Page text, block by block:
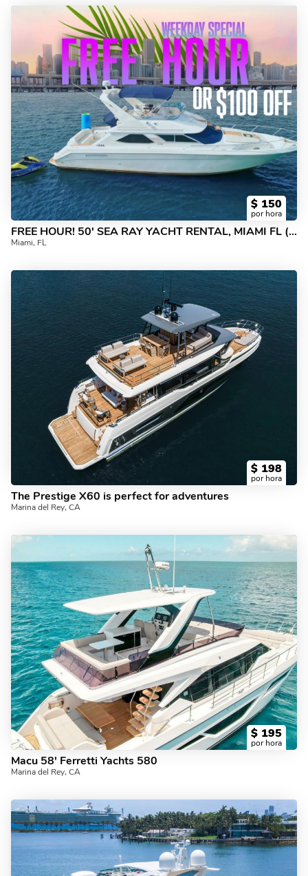
$ 150
por hora
FREE HOUR! 50' SEA RAY YACHT RENTAL, MIAMI FL (NO HIDDEN FEES)
Miami, FL
$ 198
por hora
The Prestige X60 is perfect for adventures
Marina del Rey, CA
$ 195
por hora
Macu 58' Ferretti Yachts 580
Marina del Rey, CA